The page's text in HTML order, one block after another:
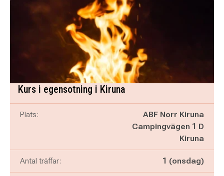
Kurs i egensotning i Kiruna
Plats:
ABF Norr Kiruna
Campingvägen 1 D
Kiruna
Antal träffar: 1 (onsdag)